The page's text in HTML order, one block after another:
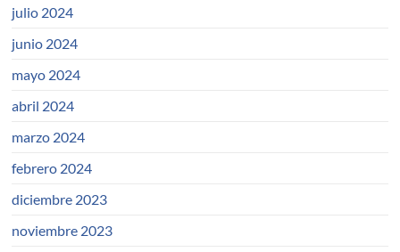
julio 2024
junio 2024
mayo 2024
abril 2024
marzo 2024
febrero 2024
diciembre 2023
noviembre 2023